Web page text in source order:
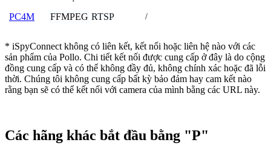
PC4M FFMPEG RTSP /
* iSpyConnect không có liên kết, kết nối hoặc liên hệ nào với các
sản phẩm của Pollo. Chi tiết kết nối được cung cấp ở đây là do cộng
đồng cung cấp và có thể không đầy đủ, không chính xác hoặc đã lỗi
thời. Chúng tôi không cung cấp bất kỳ bảo đảm hay cam kết nào
rằng bạn sẽ có thể kết nối với camera của mình bằng các URL này.
Các hãng khác bắt đầu bằng "P"